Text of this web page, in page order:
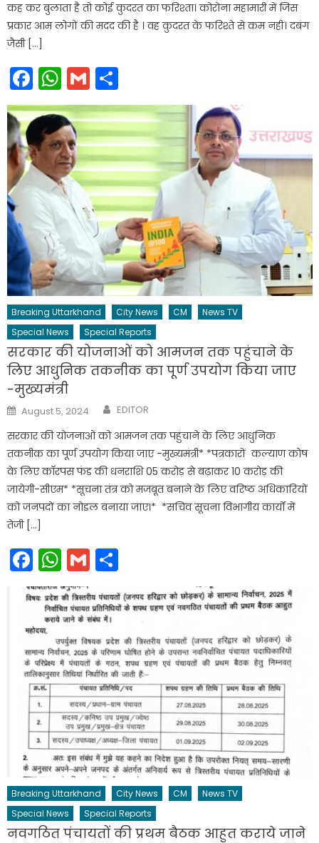
कह कर बुलाता है तो कोई कुदरत का फरिश्ता। कोरोना महामारी में जिस
प्रकार आम लोगों की मदद की है । वह कुदरत के फरिश्ते से कम नहीं। दबंग
जैसी […]
Facebook
WhatsApp
Gmail
Breaking Uttarkhand City News CM
News TV
Special News
Special Reports
सरकार की योजनाओं को आमजन तक पहुंचाने के
लिए आधुनिक तकनीक का पूर्ण उपयोग किया जाए
-मुख्यमंत्री
Posted
on
August 5, 2024 Author
EDITOR
सरकार की योजनाओं को आमजन तक पहुंचाने के लिए आधुनिक
तकनीक का पूर्ण उपयोग किया जाए -मुख्यमंत्री* *पत्रकारों कल्याण कोष
के लिए काॅरपस फंड की धनराशि 05 करोड़ से बढ़ाकर 10 करोड़ की
जायेगी-सीएम* *सूचना तंत्र को मजबूत बनाने के लिए वरिष्ठ अधिकारियों
को जनपदों का नोडल बनाया जाए।* *सचिव सूचना विभागीय कार्यों में
तेजी […]
Facebook
WhatsApp
Gmail
Breaking Uttarkhand City News CM
News TV
Special News
Special Reports
नवगठित पंचायतों की प्रथम बैठक आहुत कराये जाने